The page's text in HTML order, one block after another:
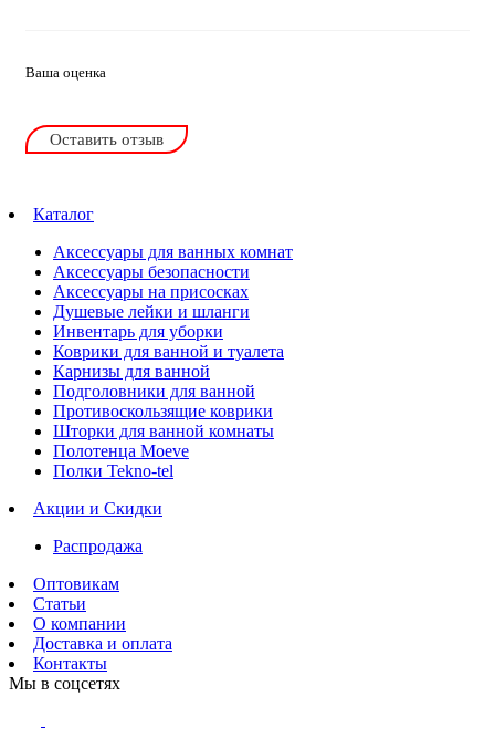
Ваша оценка
Оставить отзыв
Каталог
Аксессуары для ванных комнат
Аксессуары безопасности
Аксессуары на присосках
Душевые лейки и шланги
Инвентарь для уборки
Коврики для ванной и туалета
Карнизы для ванной
Подголовники для ванной
Противоскользящие коврики
Шторки для ванной комнаты
Полотенца Moeve
Полки Tekno-tel
Акции и Скидки
Распродажа
Оптовикам
Статьи
О компании
Доставка и оплата
Контакты
Мы в соцсетях